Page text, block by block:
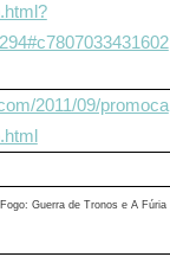
2011/09/promoca
Guerra de Tronos e A Fúria